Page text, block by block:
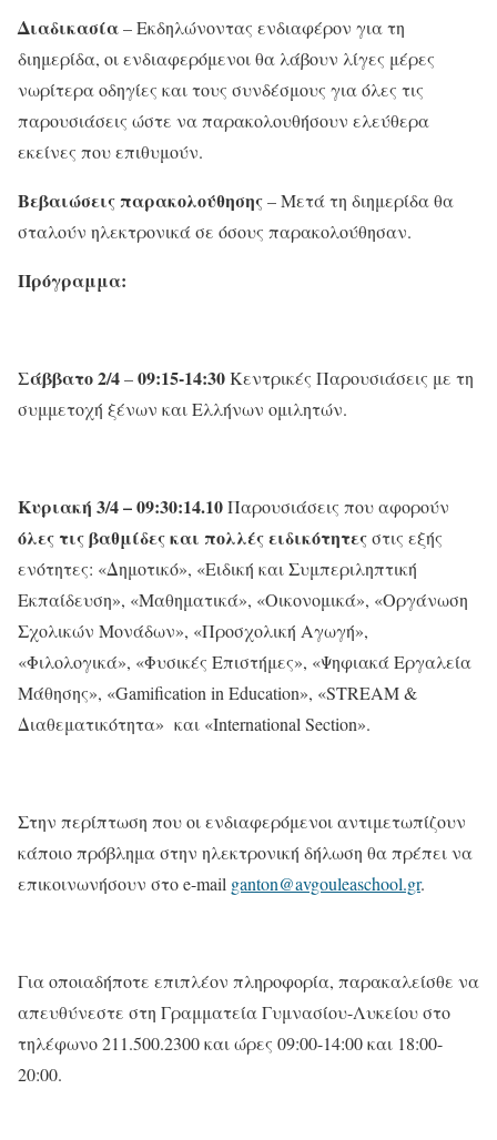
Διαδικασία– Εκδηλώνοντας ενδιαφέρον για τη
διημερίδα, οι ενδιαφερόμενοι θα λάβουν λίγες μέρες
νωρίτερα οδηγίες και τους συνδέσμους για όλες τις
παρουσιάσεις ώστε να παρακολουθήσουν ελεύθερα
εκείνες που επιθυμούν.
Βεβαιώσεις παρακολούθησης– Μετά τη διημερίδα θα
σταλούν ηλεκτρονικά σε όσους παρακολούθησαν.
Πρόγραμμα:
Σάββατο2/4–09:15-14:30Κεντρικές Παρουσιάσεις με τη
συμμετοχή ξένων και Ελλήνων ομιλητών.
Κυριακή 3/4– 09:30:14.10Παρουσιάσεις που αφορούν
όλες τις βαθμίδες και πολλές ειδικότητεςστις εξής
ενότητες: «Δημοτικό», «Ειδική και Συμπεριληπτική
Εκπαίδευση», «Μαθηματικά», «Οικονομικά», «Οργάνωση
Σχολικών Μονάδων», «Προσχολική Αγωγή»,
«Φιλολογικά», «Φυσικές Επιστήμες», «Ψηφιακά Εργαλεία
Μάθησης», «Gamification in Education», «STREAM &
Διαθεματικότητα» και «International Section».
Στην περίπτωση που οι ενδιαφερόμενοι αντιμετωπίζουν
κάποιο πρόβλημα στην ηλεκτρονική δήλωση θα πρέπει να
επικοινωνήσουν στο e-mail ganton@avgouleaschool.gr.
Για οποιαδήποτε επιπλέον πληροφορία, παρακαλείσθε να
απευθύνεστε στη Γραμματεία Γυμνασίου-Λυκείου στο
τηλέφωνο 211.500.2300 και ώρες 09:00-14:00 και 18:00-
20:00.